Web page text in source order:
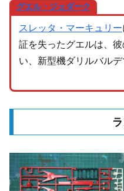
グエル・ジェダーク
スレッタ・マーキュリー
証を失ったグエルは、
い、新型機ダリルバル